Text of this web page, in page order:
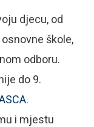
djecu, od
škole,
odboru.
do 9.
.
i mjestu